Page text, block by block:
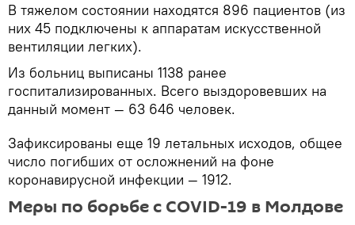
В тяжелом состоянии находятся 896 пациентов (из
них 45 подключены к аппаратам искусственной
вентиляции легких).
Из больниц выписаны 1138 ранее
госпитализированных. Всего выздоровевших на
данный момент — 63 646 человек.
Зафиксированы еще 19 летальных исходов, общее
число погибших от осложнений на фоне
коронавирусной инфекции — 1912.
Меры по борьбе с COVID-19 в Молдове